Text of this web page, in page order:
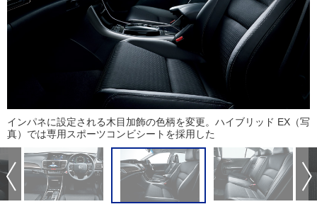
インパネに設定される木目加飾の色柄を変更。ハイブリッド EX（写
真）では専用スポーツコンビシートを採用した